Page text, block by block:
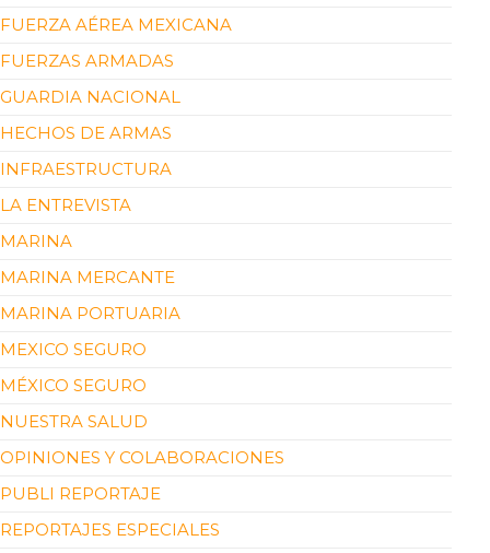
FUERZA AÉREA MEXICANA
FUERZAS ARMADAS
GUARDIA NACIONAL
HECHOS DE ARMAS
INFRAESTRUCTURA
LA ENTREVISTA
MARINA
MARINA MERCANTE
MARINA PORTUARIA
MEXICO SEGURO
MÉXICO SEGURO
NUESTRA SALUD
OPINIONES Y COLABORACIONES
PUBLI REPORTAJE
REPORTAJES ESPECIALES